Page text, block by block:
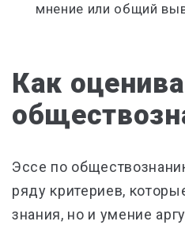
мнение или общий
Как
Эссе по
ряду критериев,
знания, но и умение